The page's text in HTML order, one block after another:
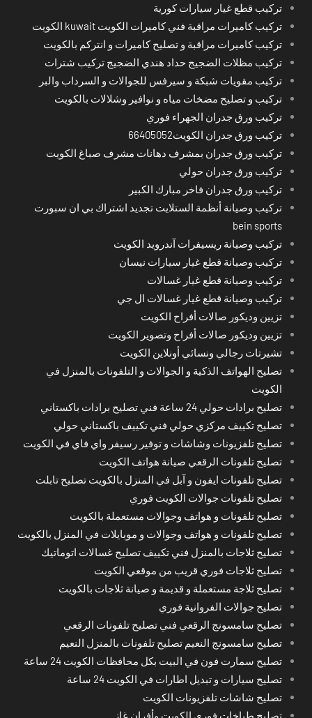
تركيب قطع غيار سيارات كورية
تركيب كاميرات مراقبة فني كاميرات الكويت kuwait الكويت
تركيب كاميرات مراقبة و تصليح كاميرات و انتركم بالكويت
تركيب مظلات الضجيج حداد هندي الضجيج تركيب شترات
تركيب مقويات شبكة و سيرفس للجوالات و السرداب والبر
تركيب و تصليح مضخات مياه و نوافير وشلالات بالكويت
تركيب ورق جدران الجهراء فوري
تركيب ورق جدران الكويت66405052
تركيب ورق جدران بمشرف دهانات مشرف صباغ الكويت
تركيب ورق جدران حولي
تركيب ورق جدران فاخر مبارك الكبير
تركيب وصيانة أنظمة الستلايت تجديد اشتراك بي ان سبورت
bein sports
تركيب وصيانة ريسيفرات آندرويد الكويت
تركيب وصيانة قطع غيار سيارات نيسان
تركيب وصيانة قطع غيار غسالات
تركيب وصيانة قطع غيار غسالات ال جي
تزيين وديكور صالات أفراح الكويت
تزيين وديكور صالات أفراح وتصوير الكويت
تشيرتات رجالي ونسائي أونلاين الكويت
تصليح الهواتف الذكية و الجوالات و التلفونات بالمنزل في
الكويت
تصليح برادات حولي 24 ساعة فني تصليح برادات باكستاني
تصليح تكييف مركزي حولي فني تكييف باكستاني حولي
تصليح تلفزيونات وشاشات و توفير رسيفر واي فاي في الكويت
تصليح تلفونات الرقعي صيانة هواتف الكويت
تصليح تلفونات ايفون و آبل في المنزل بالكويت تصليح تابلت
تصليح تلفونات جوالات الكويت فوري
تصليح تلفونات و هواتف وجوالات مستعملة بالكويت
تصليح تلفونات و هواتف وجوالات و موبايلات في المنزل بالكويت
تصليح ثلاجات بالمنزل فني تكييف تصليح غسالات اتوماتيك
تصليح ثلاجات فوري قريب من موقعي الكويت
تصليح ثلاجة مستعملة و قديمة و صيانة ثلاجات بالكويت
تصليح جوالات الفروانية فوري
تصليح سامسونج الرقعي فني تصليح تلفونات الرقعي
تصليح سامسونج النعيم تصليح تلفونات بالمنزل النعيم
تصليح سمارت فون في البيت بكل محافظات الكويت 24 ساعة
تصليح سيارات و تبديل اطارات في الكويت 24 ساعة
تصليح شاشات تلفزيونات الكويت
تصليح طباخات فوري الكويت وأفران غاز